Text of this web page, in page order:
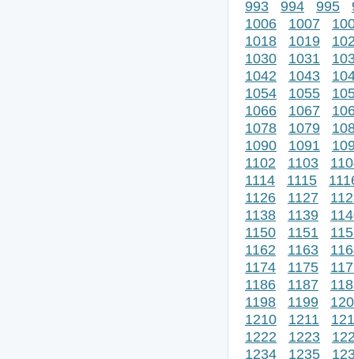
993
994 995
1006
1007
1018
1019
1030
1031
1042
1043
1054
1055
1066
1067
1078
1079
1090
1091
1102
1103
1114
1115
1126
1127
1138
1139
1150
1151
1162
1163
1174
1175
1186
1187
1198
1199
1210
1211
1222
1223
1234
1235